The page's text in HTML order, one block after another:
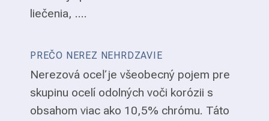
liečenia, ....
PREČO NEREZ NEHRDZAVIE
Nerezová oceľ je všeobecný pojem pre
skupinu ocelí odolných voči korózii s
obsahom viac ako 10,5% chrómu. Táto